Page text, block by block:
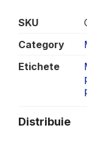
SKU
Category
Etichete
Distribuie